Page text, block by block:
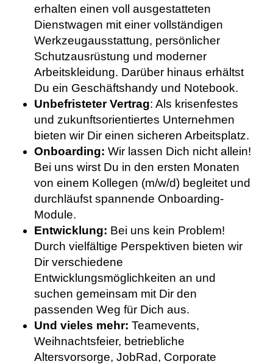
erhalten einen voll ausgestatteten
Dienstwagen mit einer vollständigen
Werkzeugausstattung, persönlicher
Schutzausrüstung und moderner
Arbeitskleidung. Darüber hinaus erhältst
Du ein Geschäftshandy und Notebook.
Unbefristeter Vertrag: Als krisenfestes
und zukunftsorientiertes Unternehmen
bieten wir Dir einen sicheren Arbeitsplatz.
Onboarding: Wir lassen Dich nicht allein!
Bei uns wirst Du in den ersten Monaten
von einem Kollegen (m/w/d) begleitet und
durchläufst spannende Onboarding-
Module.
Entwicklung: Bei uns kein Problem!
Durch vielfältige Perspektiven bieten wir
Dir verschiedene
Entwicklungsmöglichkeiten an und
suchen gemeinsam mit Dir den
passenden Weg für Dich aus.
Und vieles mehr: Teamevents,
Weihnachtsfeier, betriebliche
Altersvorsorge, JobRad, Corporate